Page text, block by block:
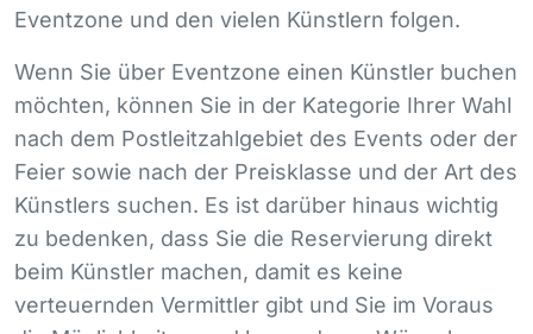
Eventzone und den vielen Künstlern folgen.
Wenn Sie über Eventzone einen Künstler buchen
möchten, können Sie in der Kategorie Ihrer Wahl
nach dem Postleitzahlgebiet des Events oder der
Feier sowie nach der Preisklasse und der Art des
Künstlers suchen. Es ist darüber hinaus wichtig
zu bedenken, dass Sie die Reservierung direkt
beim Künstler machen, damit es keine
verteuernden Vermittler gibt und Sie im Voraus